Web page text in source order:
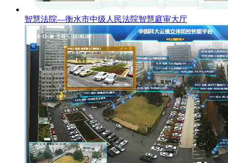
智慧法院—衡水市中级人民法院智慧庭审大厅